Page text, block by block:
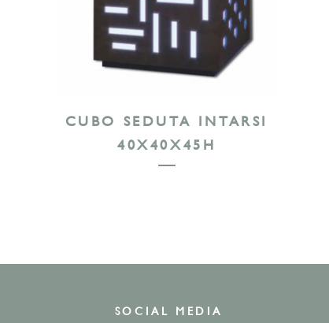
CUBO SEDUTA INTARSI
40X40X45H
SOCIAL MEDIA